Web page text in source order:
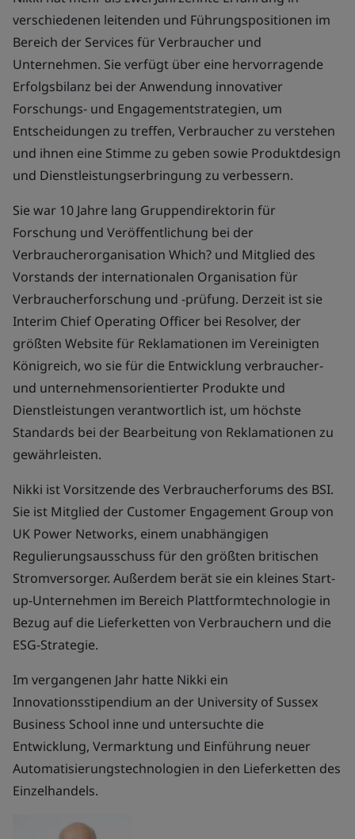
verschiedenen leitenden und Führungspositionen im
Bereich der Services für Verbraucher und
Unternehmen. Sie verfügt über eine hervorragende
Erfolgsbilanz bei der Anwendung innovativer
Forschungs- und Engagementstrategien, um
Entscheidungen zu treffen, Verbraucher zu verstehen
und ihnen eine Stimme zu geben sowie Produktdesign
und Dienstleistungserbringung zu verbessern.
Sie war 10 Jahre lang Gruppendirektorin für
Forschung und Veröffentlichung bei der
Verbraucherorganisation Which? und Mitglied des
Vorstands der internationalen Organisation für
Verbraucherforschung und -prüfung. Derzeit ist sie
Interim Chief Operating Officer bei Resolver, der
größten Website für Reklamationen im Vereinigten
Königreich, wo sie für die Entwicklung verbraucher-
und unternehmensorientierter Produkte und
Dienstleistungen verantwortlich ist, um höchste
Standards bei der Bearbeitung von Reklamationen zu
gewährleisten.
Nikki ist Vorsitzende des Verbraucherforums des BSI.
Sie ist Mitglied der Customer Engagement Group von
UK Power Networks, einem unabhängigen
Regulierungsausschuss für den größten britischen
Stromversorger. Außerdem berät sie ein kleines Start-
up-Unternehmen im Bereich Plattformtechnologie in
Bezug auf die Lieferketten von Verbrauchern und die
ESG-Strategie.
Im vergangenen Jahr hatte Nikki ein
Innovationsstipendium an der University of Sussex
Business School inne und untersuchte die
Entwicklung, Vermarktung und Einführung neuer
Automatisierungstechnologien in den Lieferketten des
Einzelhandels.